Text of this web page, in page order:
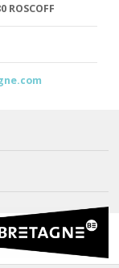
ROSCOFF